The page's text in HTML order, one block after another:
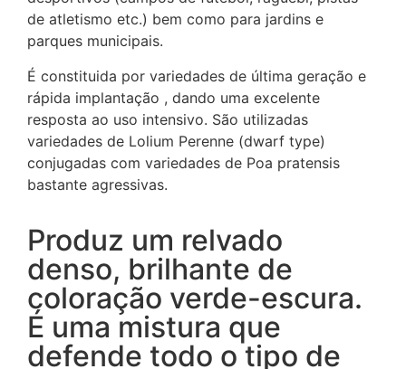
de atletismo etc.) bem como para jardins e
parques municipais.
É constituida por variedades de última geração e
rápida implantação , dando uma excelente
resposta ao uso intensivo. São utilizadas
variedades de Lolium Perenne (dwarf type)
conjugadas com variedades de Poa pratensis
bastante agressivas.
Produz um relvado
denso, brilhante de
coloração verde-escura.
É uma mistura que
defende todo o tipo de